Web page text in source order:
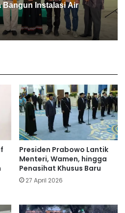
Jember Main
Saat Rapat Kesehatan
Presiden Prabowo Lantik
Menteri, Wamen, hingga
Penasihat Khusus Baru
27 April 2026